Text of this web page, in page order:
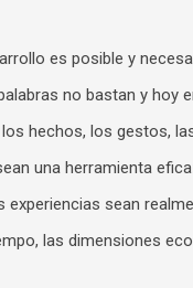
es posible y
no bastan y hoy
hechos, los gestos,
una herramienta
sean
las dimensiones